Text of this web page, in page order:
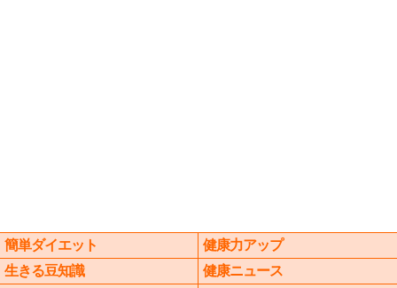
簡単ダイエット
健康力アップ
生きる豆知識
健康ニュース